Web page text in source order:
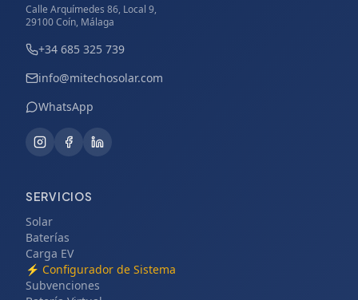
Calle Arquímedes 86, Local 9,
29100 Coín, Málaga
+34 685 325 739
info@mitechosolar.com
WhatsApp
SERVICIOS
Solar
Baterías
Carga EV
⚡ Configurador de Sistema
Subvenciones